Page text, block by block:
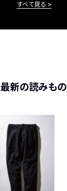
すべて見る
最新の読みもの